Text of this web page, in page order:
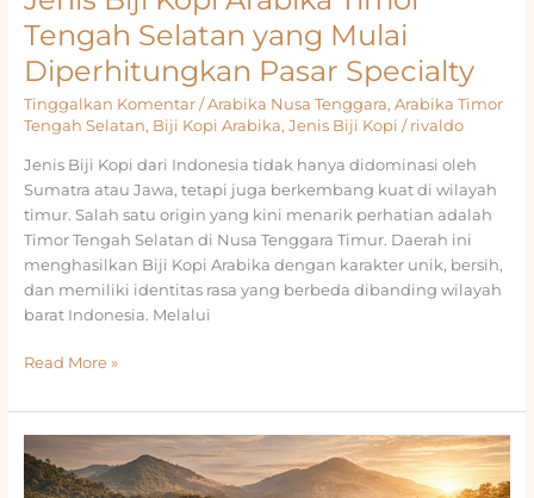
Tengah Selatan yang Mulai
Diperhitungkan Pasar Specialty
Tinggalkan Komentar /Arabika Nusa Tenggara, Arabika Timor
Tengah Selatan, Biji Kopi Arabika, Jenis Biji Kopi / rivaldo
Jenis Biji Kopi dari Indonesia tidak hanya didominasi oleh
Sumatra atau Jawa, tetapi juga berkembang kuat di wilayah
timur. Salah satu origin yang kini menarik perhatian adalah
Timor Tengah Selatan di Nusa Tenggara Timur. Daerah ini
menghasilkan Biji Kopi Arabika dengan karakter unik, bersih,
dan memiliki identitas rasa yang berbeda dibanding wilayah
barat Indonesia. Melalui
Jenis
Kopi
Arabika
Timor
Tengah
Read More »